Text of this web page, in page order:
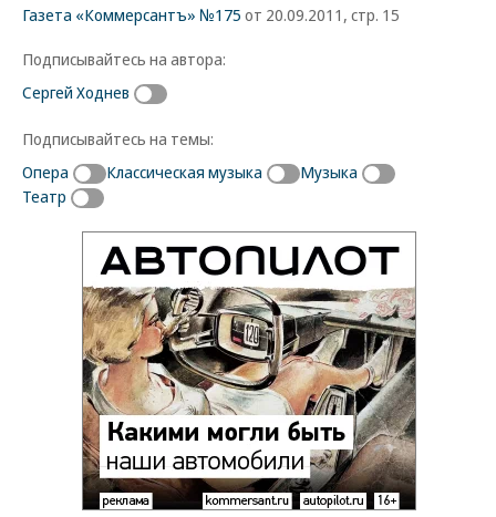
Газета «Коммерсантъ» №175 от 20.09.2011, стр. 15
Подписывайтесь на автора:
Сергей Ходнев
Подписывайтесь на темы:
Опера
Классическая музыка
Музыка
Театр